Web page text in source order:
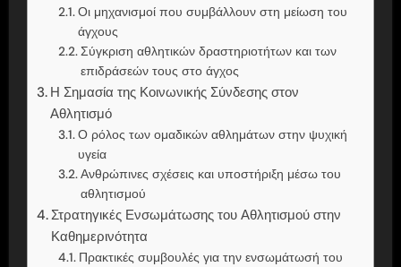
Οι μηχανισμοί που συμβάλλουν στη μείωση του
άγχους
Σύγκριση αθλητικών δραστηριοτήτων και των
επιδράσεών τους στο άγχος
Η Σημασία της Κοινωνικής Σύνδεσης στον
Αθλητισμό
Ο ρόλος των ομαδικών αθλημάτων στην ψυχική
υγεία
Ανθρώπινες σχέσεις και υποστήριξη μέσω του
αθλητισμού
Στρατηγικές Ενσωμάτωσης του Αθλητισμού στην
Καθημερινότητα
Πρακτικές συμβουλές για την ενσωμάτωσή του